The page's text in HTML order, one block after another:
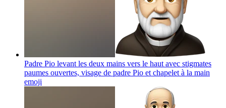
Padre Pio levant les deux mains vers le haut avec stigmates
paumes ouvertes, visage de padre Pio et chapelet à la main
emoji